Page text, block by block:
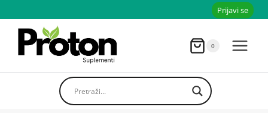
sadržaja
Prijavi se
0